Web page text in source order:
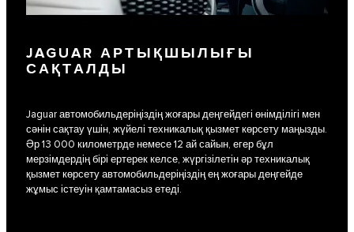
JAGUAR АРТЫҚШЫЛЫҒЫ
САҚТАЛДЫ
Jaguar автомобильдеріңіздің жоғары деңгейдегі өнімділігі мен
сәнін сақтау үшін, жүйелі техникалық қызмет көрсету маңызды.
Әр 13 000 километрде немесе 12 ай сайын, егер бұл
мерзімдердің бірі ертерек келсе, жүргізілетін әр техникалық
қызмет көрсету автомобильдеріңіздің ең жоғары деңгейде
жұмыс істеуін қамтамасыз етеді.